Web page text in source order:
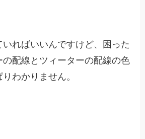
ればいいんですけど、困った
の配線とツィーターの配線の色
わかりません。